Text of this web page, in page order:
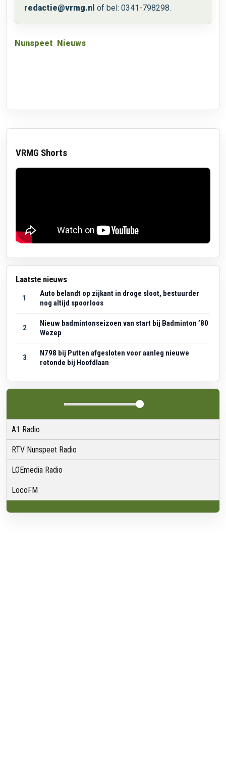
redactie@vrmg.nl of bel: 0341-798298.
Nunspeet Nieuws
VRMG Shorts
Laatste nieuws
1
Auto belandt op zijkant in droge sloot, bestuurder
nog altijd spoorloos
2
Nieuw badmintonseizoen van start bij Badminton ’80
Wezep
3
N798 bij Putten afgesloten voor aanleg nieuwe
rotonde bij Hoofdlaan
A1 Radio
RTV Nunspeet Radio
LOEmedia Radio
LocoFM